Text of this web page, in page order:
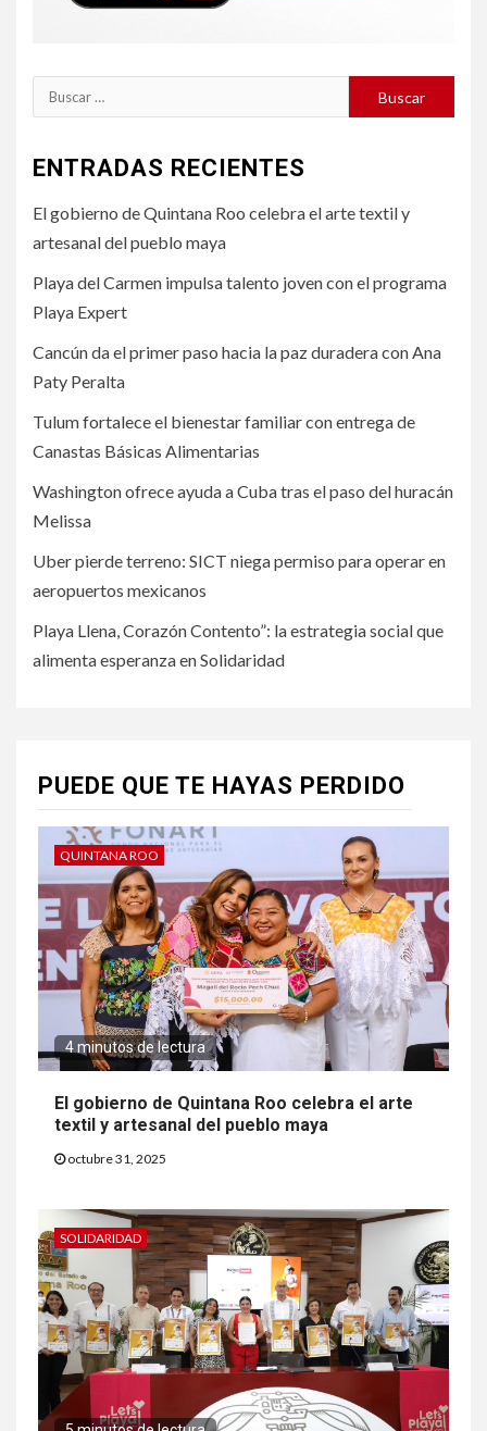
Buscar:
ENTRADAS RECIENTES
El gobierno de Quintana Roo celebra el arte textil y
artesanal del pueblo maya
Playa del Carmen impulsa talento joven con el programa
Playa Expert
Cancún da el primer paso hacia la paz duradera con Ana
Paty Peralta
Tulum fortalece el bienestar familiar con entrega de
Canastas Básicas Alimentarias
Washington ofrece ayuda a Cuba tras el paso del huracán
Melissa
Uber pierde terreno: SICT niega permiso para operar en
aeropuertos mexicanos
Playa Llena, Corazón Contento”: la estrategia social que
alimenta esperanza en Solidaridad
PUEDE QUE TE HAYAS PERDIDO
QUINTANA ROO
4 minutos de lectura
El gobierno de Quintana Roo celebra el arte
textil y artesanal del pueblo maya
octubre 31, 2025
SOLIDARIDAD